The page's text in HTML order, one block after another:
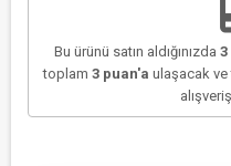
Bu ürünü satın aldığınızda 3
toplam 3puan'a ulaşacak ve